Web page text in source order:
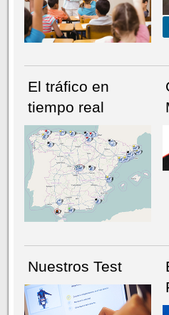
NÚMERO ACTUALHEMEROTECA
El tráfico en
tiempo real
Nuestros Test